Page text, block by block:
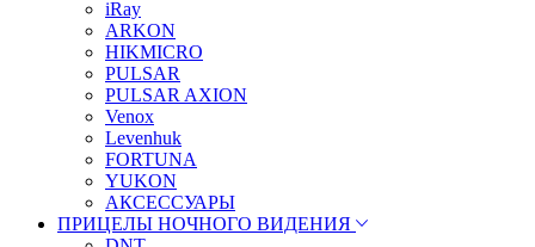
iRay
ARKON
HIKMICRO
PULSAR
PULSAR AXION
Venox
Levenhuk
FORTUNA
YUKON
АКСЕССУАРЫ
ПРИЦЕЛЫ НОЧНОГО ВИДЕНИЯ